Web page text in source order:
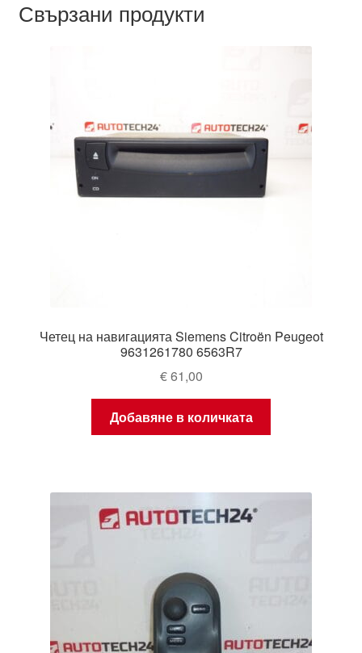
Свързани продукти
Четец на навигацията Siemens Citroën Peugeot
9631261780 6563R7
€61,00
Добавяне в количката